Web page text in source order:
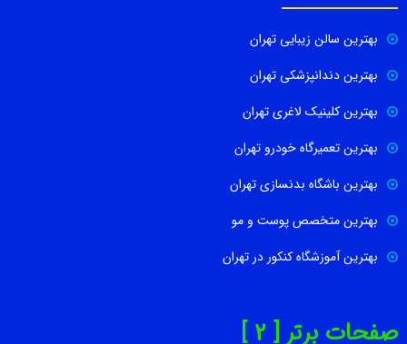
بهترین سالن زیبایی تهران
بهترین دندانپزشکی تهران
بهترین کلینیک لاغری تهران
بهترین تعمیرگاه خودرو تهران
بهترین باشگاه بدنسازی تهران
بهترین متخصص پوست و مو
بهترین آموزشگاه کنکور در تهران
صفحات برتر [ 2 ]